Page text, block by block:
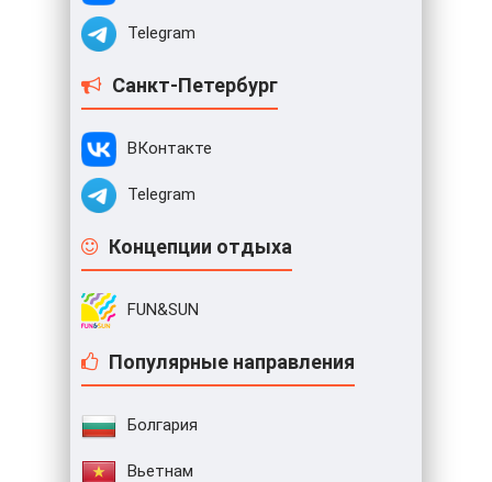
Telegram
Санкт-Петербург
ВКонтакте
Telegram
Концепции отдыха
FUN&SUN
Популярные направления
Болгария
Вьетнам